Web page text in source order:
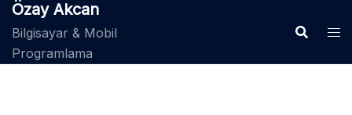
Özay Akcan
Bilgisayar & Mobil
Programlama